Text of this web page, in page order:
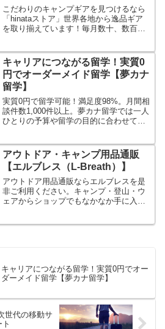
こだわりのキャンプギアを見つけるなら
「hinataストア」世界各地から逸品ギア
を取り揃えています！毎月数十、数百点
なキャンペーンを定期開催。プロのキャ
ンパーがイケてるギアをセレクト。
キャリアにつながる留学！実質0
円でオーダーメイド留学【夢カナ
留学】
実質0円で留学可能！満足度98%。月間相
談件数1,000件以上。夢カナ留学では一人
ひとりの予算や留学の目的に合わせて、
目標を叶えるために最適な留学・ワーホ
リプランをご提案します。
アウトドア・キャンプ用品通販
【エルブレス（L-Breath）】
アウトドア用品通販ならエルブレスを是
非ご利用ください。キャンプ・登山・ウ
ェアからショップでもなかなか手に入ら
キャリアにつながる留学！実質0円でオー
ダーメイド留学【夢カナ留学】
世代の移動サ